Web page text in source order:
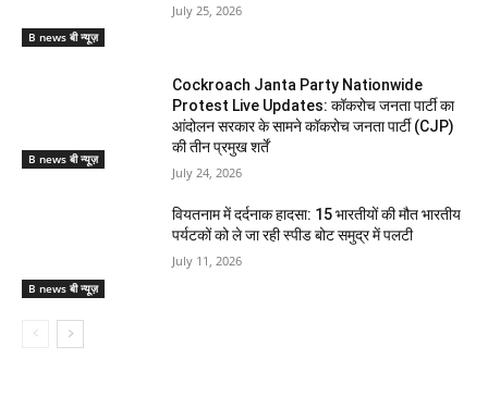
B news बी न्यूज़
July 25, 2026
B news बी न्यूज़
Cockroach Janta Party Nationwide
Protest Live Updates: कॉकरोच जनता पार्टी का
आंदोलन सरकार के सामने कॉकरोच जनता पार्टी (CJP)
की तीन प्रमुख शर्तें
July 24, 2026
B news बी न्यूज़
वियतनाम में दर्दनाक हादसा: 15 भारतीयों की मौत भारतीय
पर्यटकों को ले जा रही स्पीड बोट समुद्र में पलटी
July 11, 2026